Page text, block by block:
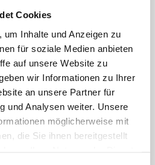
Cookies
Inhalte und Anzeigen zu
für soziale Medien anbieten
auf unsere Website zu
wir Informationen zu Ihrer
an unsere Partner für
und Analysen weiter. Unsere
möglicherweise mit
die Sie ihnen bereitgestellt
–
Familienfirmen:
Swissmem fasst Nein-
Parole
Der Swissmem Vorstand hat
an seiner Sitzung vom 8. Mai
2025 einstimmig die Nein-
Parole zur…
Medienmitteilung |
08.05.2025